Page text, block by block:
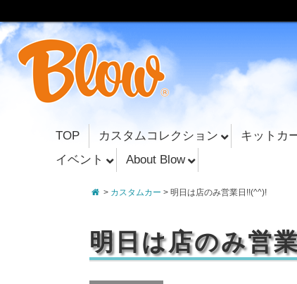
TOP カスタムコレクション キットカ
イベント
About Blow
> カスタムカー > 明日は店のみ営業日!!(^^)!
明日は店のみ営